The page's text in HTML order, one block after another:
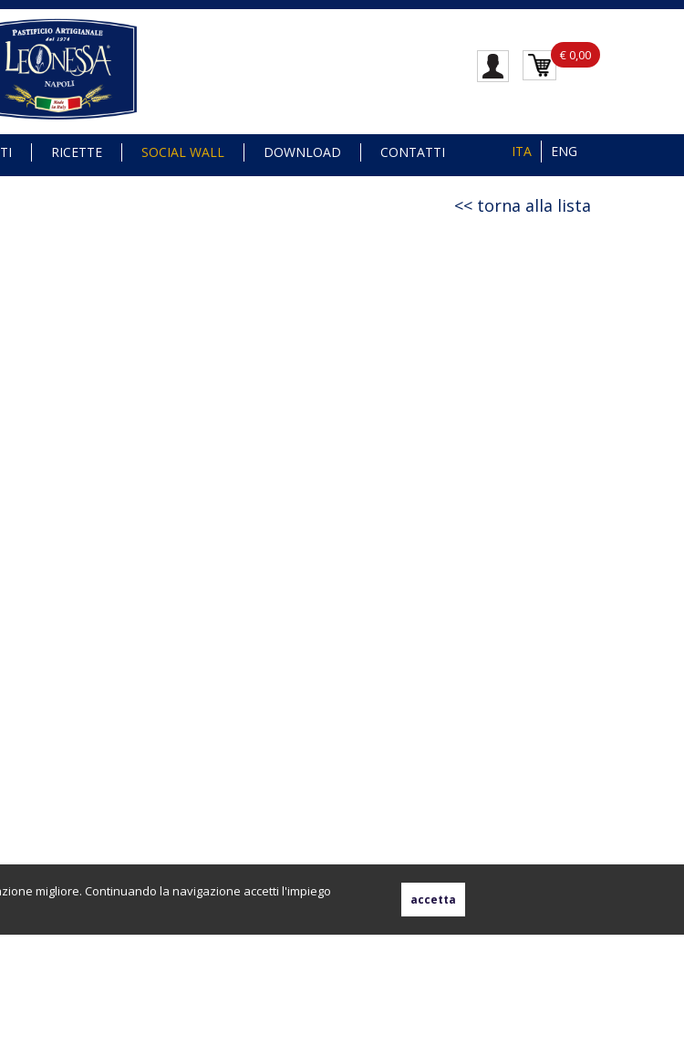
migliore. Continuando la navigazione accetti l'impiego
€ 0,00
RICETTE SOCIAL WALL DOWNLOAD CONTATTI ITA ENG
torna alla lista